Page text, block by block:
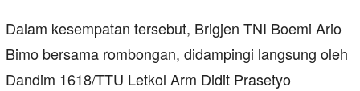
Dalam kesempatan tersebut, Brigjen TNI Boemi Ario
Bimo bersama rombongan, didampingi langsung oleh
Dandim 1618/TTU Letkol Arm Didit Prasetyo